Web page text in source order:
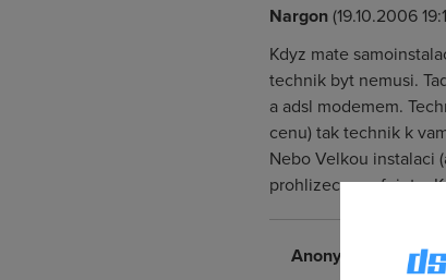
Nargon(19.10.2006
Kdyz mate
technik byt nemusi.
a adsl modemem.
cenu) tak technik k
Nebo Velkou instalaci
prohlizec a serfujete.
Anonym